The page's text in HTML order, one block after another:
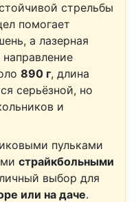
стрельбы
помогает
а лазерная
890 г, длина
серьёзной, но
и
пульками
страйкбольными
выбор для
или на даче.